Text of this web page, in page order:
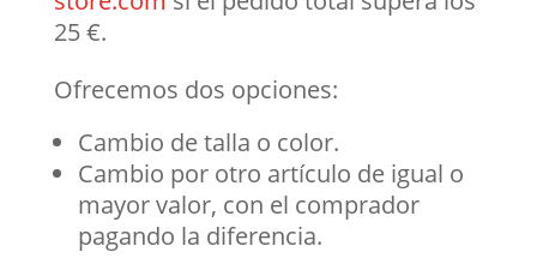
25 €.
Ofrecemos dos opciones:
Cambio de talla o color.
Cambio por otro artículo de igual o
mayor valor, con el comprador
pagando la diferencia.